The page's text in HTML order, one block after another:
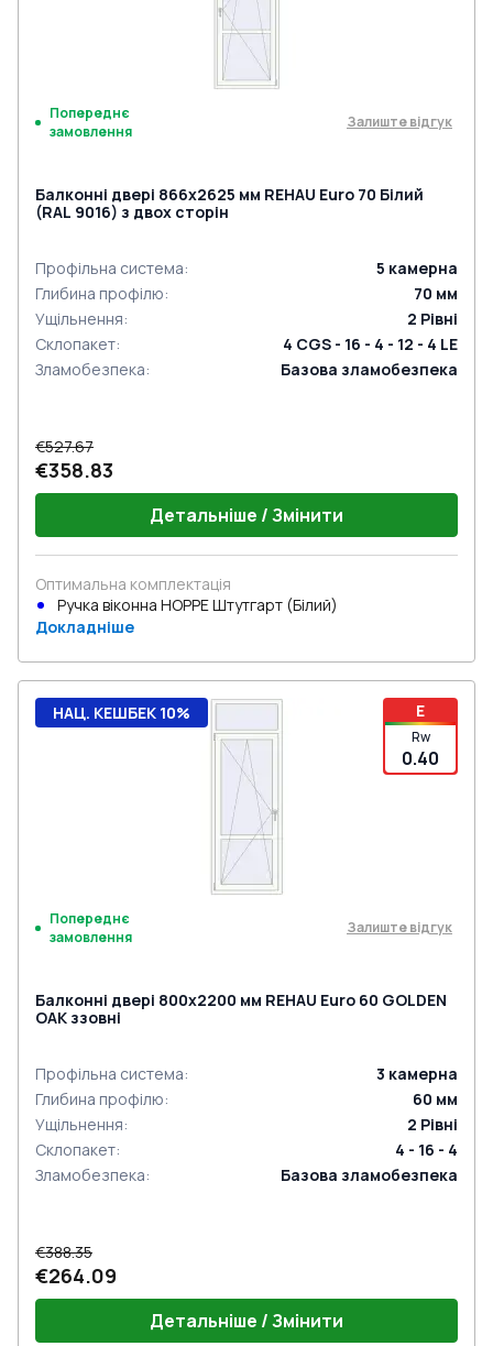
Попереднє
замовлення
Залиште відгук
Балконні двері 866x2625 мм REHAU Euro 70 Білий
(RAL 9016) з двох сторін
Профільна система: 5 камерна
Глибина профілю: 70 мм
Ущільнення: 2 Рівні
Склопакет:
4 CGS - 16 - 4 - 12 - 4 LE
Зламобезпека: Базова зламобезпека
€527.67
€358.83
Детальніше / Змінити
Оптимальна комплектація
Ручка віконна HOPPE Штутгарт (Білий)
Докладніше
E
Rw
0.40
НАЦ. КЕШБЕК 10%
Попереднє
замовлення
Залиште відгук
Балконні двері 800x2200 мм REHAU Euro 60 GOLDEN
OAK ззовні
Профільна система: 3 камерна
Глибина профілю: 60 мм
Ущільнення: 2 Рівні
Склопакет:
4 - 16 - 4
Зламобезпека: Базова зламобезпека
€388.35
€264.09
Детальніше / Змінити